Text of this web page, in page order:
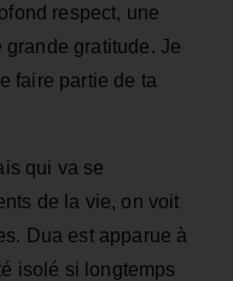
respect, une
gratitude. Je
faire partie de ta
qui va se
de la vie, on voit
Dua est apparue à
isolé si longtemps